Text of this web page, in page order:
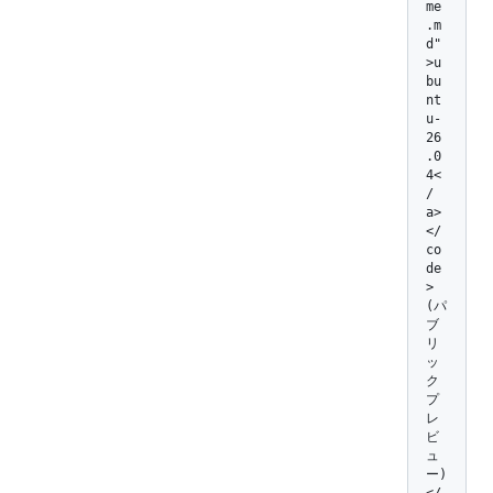
me
.m
d"
>u
bu
nt
u-
26
.0
4<
/
a>
</
co
de
>
(パ
ブ
リ
ッ
ク
プ
レ
ビ
ュ
ー)